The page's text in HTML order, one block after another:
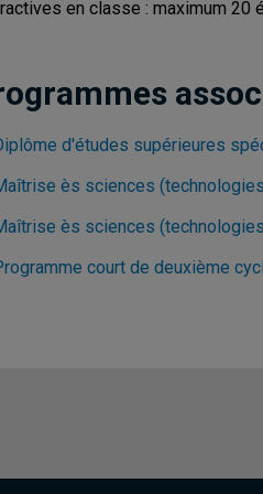
en classe : maximum 20
d'études supérieures
ès sciences
ès sciences
court de deuxième